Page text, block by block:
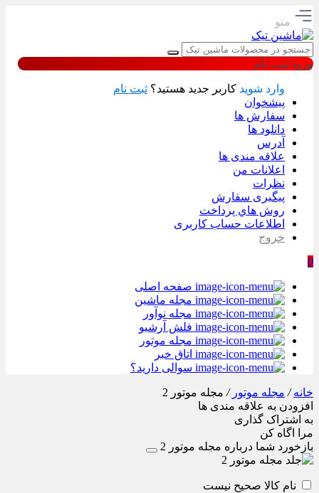
منو
ورود/ثبت نام
وارد شوید کاربر جدید هستید؟ ثبت نام
پیشخوان
سفارش ها
دانلود ها
آدرس
علاقه مندی ها
اعلانات من
نظرات
پیگیری سفارش
روش هاي پرداخت
اطلاعات حساب كاربری
خروج
0
صفحه اصلی
مجله ماشین
مجله نوآور
فلش آرشیو
مجله موتور
اتاق خبر
سوالی دارید؟
خانه/ مجله موتور / مجله موتور 2
افزودن به علاقه مندی ها
به اشتراک گذاری
مرا اگاه کن
بازخورد شما درباره مجله موتور 2
نام کالا صحیح نیست